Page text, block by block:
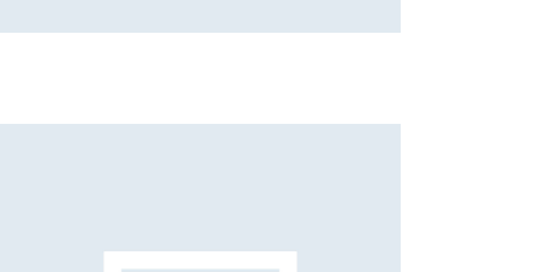
Elisa Barzon